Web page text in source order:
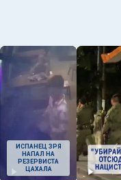
ИСПАНЕЦ ЗРЯ
НАПАЛ НА
РЕЗЕРВИСТА
ЦАХАЛА